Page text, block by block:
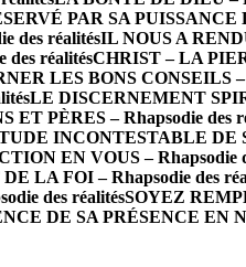
PAR SA PUISSANCE
des réalitésIL NOUS A
réalitésCHRIST – LA
LES BONS CONSEILS –
LE DISCERNEMENT
ET PÈRES – Rhapsodie des
INCONTESTABLE DE
EN VOUS – Rhapsodie
LA FOI – Rhapsodie des
des réalitésSOYEZ
DE SA PRÉSENCE EN